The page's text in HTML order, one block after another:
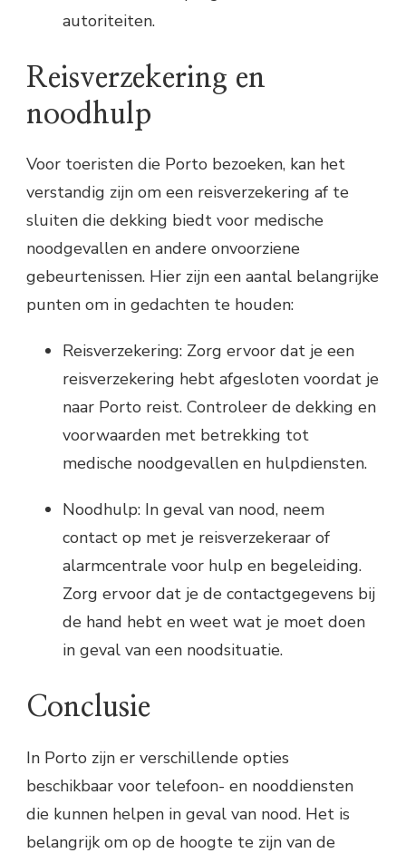
autoriteiten.
Reisverzekering en
noodhulp
Voor toeristen die Porto bezoeken, kan het
verstandig zijn om een reisverzekering af te
sluiten die dekking biedt voor medische
noodgevallen en andere onvoorziene
gebeurtenissen. Hier zijn een aantal belangrijke
punten om in gedachten te houden:
Reisverzekering: Zorg ervoor dat je een
reisverzekering hebt afgesloten voordat je
naar Porto reist. Controleer de dekking en
voorwaarden met betrekking tot
medische noodgevallen en hulpdiensten.
Noodhulp: In geval van nood, neem
contact op met je reisverzekeraar of
alarmcentrale voor hulp en begeleiding.
Zorg ervoor dat je de contactgegevens bij
de hand hebt en weet wat je moet doen
in geval van een noodsituatie.
Conclusie
In Porto zijn er verschillende opties
beschikbaar voor telefoon- en nooddiensten
die kunnen helpen in geval van nood. Het is
belangrijk om op de hoogte te zijn van de